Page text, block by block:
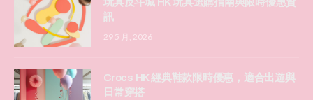
訊
29 5 月, 2026
Crocs HK 經典鞋款限時優惠，適合出遊與
日常穿搭